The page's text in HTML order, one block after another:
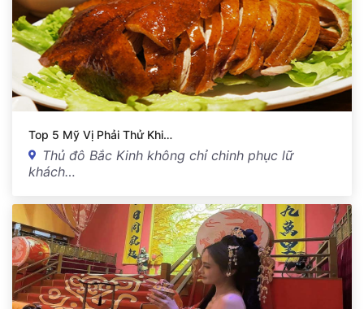
Top 5 Mỹ Vị Phải Thử Khi…
Thủ đô Bắc Kinh không chỉ chinh phục lữ
khách…